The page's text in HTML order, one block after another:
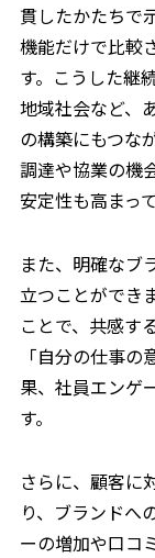
貫したかたちで
機能だけで比較
す。こうした継
地域社会など、
の構築にもつな
調達や協業の機
安定性も高まっ
また、明確なブ
立つことができ
ことで、共感す
「自分の仕事
果、社員エンゲ
す。
さらに、顧客に
り、ブランドへ
ーの増加や口コ